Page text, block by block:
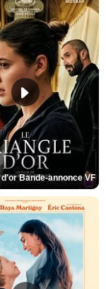
Bande-annonce VF